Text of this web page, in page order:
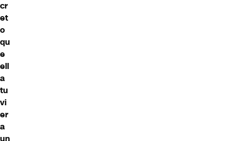
cr
et
o
qu
e
ell
a
tu
vi
er
a
un